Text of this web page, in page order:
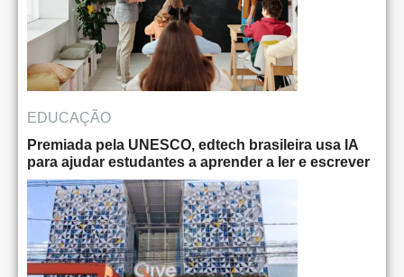
EDUCAÇÃO
Premiada pela UNESCO, edtech brasileira usa IA
para ajudar estudantes a aprender a ler e escrever